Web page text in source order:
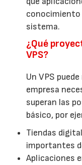
conocimiento
sistema.
¿Qué
VPS?
Un VPS
empresa
superan las
básico, por
Tiendas
importantes
Aplicaciones